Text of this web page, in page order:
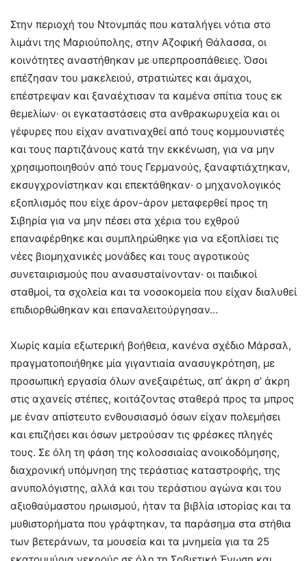
Στην περιοχή του Ντονμπάς που καταλήγει νότια στο
λιμάνι της Μαριούπολης, στην Αζοφική Θάλασσα, οι
κοινότητες αναστήθηκαν με υπερπροσπάθειες. Όσοι
επέζησαν του μακελειού, στρατιώτες και άμαχοι,
επέστρεψαν και ξαναέχτισαν τα καμένα σπίτια τους εκ
θεμελίων· οι εγκαταστάσεις στα ανθρακωρυχεία και οι
γέφυρες που είχαν ανατιναχθεί από τους κομμουνιστές
και τους παρτιζάνους κατά την εκκένωση, για να μην
χρησιμοποιηθούν από τους Γερμανούς, ξαναφτιάχτηκαν,
εκσυγχρονίστηκαν και επεκτάθηκαν· ο μηχανολογικός
εξοπλισμός που είχε άρον-άρον μεταφερθεί προς τη
Σιβηρία για να μην πέσει στα χέρια του εχθρού
επαναφέρθηκε και συμπληρώθηκε για να εξοπλίσει τις
νέες βιομηχανικές μονάδες και τους αγροτικούς
συνεταιρισμούς που ανασυσταίνονταν· οι παιδικοί
σταθμοί, τα σχολεία και τα νοσοκομεία που είχαν διαλυθεί
επιδιορθώθηκαν και επαναλειτούργησαν…
Χωρίς καμία εξωτερική βοήθεια, κανένα σχέδιο Μάρσαλ,
πραγματοποιήθηκε μία γιγαντιαία ανασυγκρότηση, με
προσωπική εργασία όλων ανεξαιρέτως, απ’ άκρη σ’ άκρη
στις αχανείς στέπες, κοιτάζοντας σταθερά προς τα μπρος
με έναν απίστευτο ενθουσιασμό όσων είχαν πολεμήσει
και επιζήσει και όσων μετρούσαν τις φρέσκες πληγές
τους. Σε όλη τη φάση της κολοσσιαίας ανοικοδόμησης,
διαχρονική υπόμνηση της τεράστιας καταστροφής, της
ανυπολόγιστης, αλλά και του τεράστιου αγώνα και του
αξιοθαύμαστου ηρωισμού, ήταν τα βιβλία ιστορίας και τα
μυθιστορήματα που γράφτηκαν, τα παράσημα στα στήθια
των βετεράνων, τα μουσεία και τα μνημεία για τα 25